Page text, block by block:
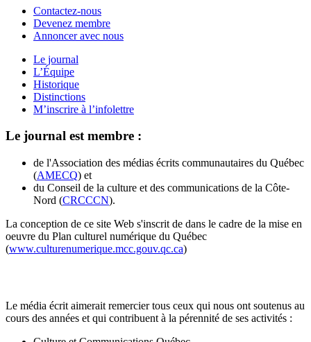
Contactez-nous
Devenez membre
Annoncer avec nous
Le journal
L’Équipe
Historique
Distinctions
M’inscrire à l’infolettre
Le journal est membre :
de l'Association des médias écrits communautaires du Québec
(AMECQ) et
du Conseil de la culture et des communications de la Côte-
Nord (CRCCCN).
La conception de ce site Web s'inscrit de dans le cadre de la mise en
oeuvre du Plan culturel numérique du Québec
(www.culturenumerique.mcc.gouv.qc.ca)
Le média écrit aimerait remercier tous ceux qui nous ont soutenus au
cours des années et qui contribuent à la pérennité de ses activités :